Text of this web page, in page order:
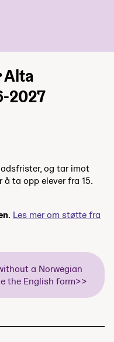
Alta
2027
og tar imot
å ta opp elever fra 15.
. Les mer om støtte fra
a Norwegian
the English form>>